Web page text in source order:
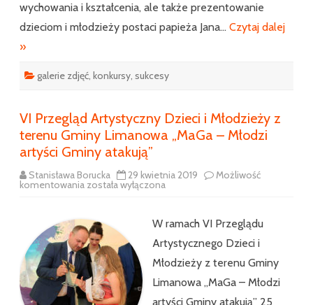
wychowania i kształcenia, ale także prezentowanie
dzieciom i młodzieży postaci papieża Jana… Czytaj dalej
»
galerie zdjęć konkursy sukcesy
VI Przegląd Artystyczny Dzieci i Młodzieży z
terenu Gminy Limanowa „MaGa – Młodzi
artyści Gminy atakują”
Stanisława Borucka 29 kwietnia 2019 Możliwość
komentowania VI
i
Młodzieży
z
terenu
Gminy
Limanowa
„MaGa
–
Młodzi
została wyłączona
W ramach VI Przeglądu
Artystycznego Dzieci i
Młodzieży z terenu Gminy
Limanowa „MaGa – Młodzi
artyści Gminy atakują” 25